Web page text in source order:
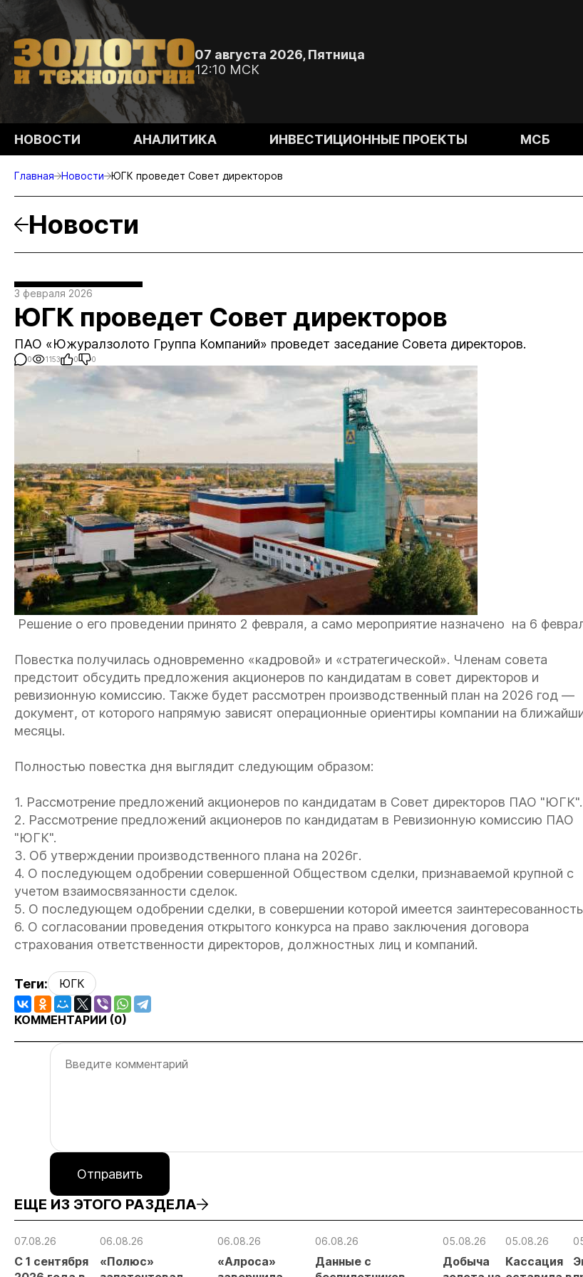
07 августа 2026, Пятница
12:10 МСК
НОВОСТИ АНАЛИТИКА ИНВЕСТИЦИОННЫЕ ПРОЕКТЫ МСБ
Главная Новости ЮГК проведет Совет директоров
Новости
3 февраля 2026
ЮГК проведет Совет директоров
ПАО «Южуралзолото Группа Компаний» проведет заседание Совета директоров.
0 1153 0 0
Решение о его проведении принято 2 февраля, а само мероприятие назначено на 6
Повестка получилась одновременно «кадровой» и «стратегической». Членам совета
предстоит обсудить предложения акционеров по кандидатам в совет директоров и
ревизионную комиссию. Также будет рассмотрен производственный план на 2026 год —
документ, от которого напрямую зависят операционные ориентиры компании на
месяцы.
Полностью повестка дня выглядит следующим образом:
1. Рассмотрение предложений акционеров по кандидатам в Совет директоров ПАО "ЮГК".
2. Рассмотрение предложений акционеров по кандидатам в Ревизионную комиссию ПАО
"ЮГК".
3. Об утверждении производственного плана на 2026г.
4. О последующем одобрении совершенной Обществом сделки, признаваемой крупной с
учетом взаимосвязанности сделок.
5. О последующем одобрении сделки, в совершении которой имеется
6. О согласовании проведения открытого конкурса на право заключения договора
страхования ответственности директоров, должностных лиц и компаний.
Теги: ЮГК
КОММЕНТАРИИ (0)
Отправить
ЕЩЕ ИЗ ЭТОГО РАЗДЕЛА
07.08.26
С 1 сентября
06.08.26
«Полюс»
06.08.26
«Алроса»
06.08.26
Данные с
05.08.26
Добыча
05.08.26
Кассация